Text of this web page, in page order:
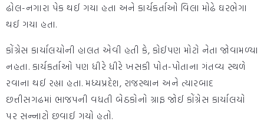
ઢોલ-નગારા પેક થઈ ગયા હતા અને કાર્યકર્તાઓ વિલા મોઢે ઘરભેગા
થઈ ગયા હતા.
કોંગ્રેસ કાર્યાલયોની હાલત એવી હતી કે, કોઈપણ મોટો નેતા જોવામળ્યા
નહતા. કાર્યકર્તાઓ પણ ધીરે ધીરે ખસકી પોત-પોતાના ગંતવ્ય સ્થળે
રવાના થઈ રહ્યા હતા. મધ્યપ્રદેશ, રાજસ્થાન અને ત્યારબાદ
છત્તીસગઢમાં ભાજપની વધતી બેઠકોનો ગ્રાફ જોઈ કોંગ્રેસ કાર્યાલયો
પર સન્નાટો છવાઈ ગયો હતો.